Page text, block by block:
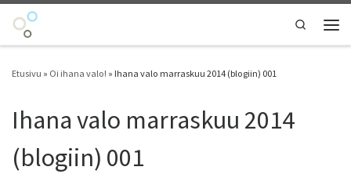
Skip to content
Search
Etusivu » Oi ihana valo! » Ihana valo marraskuu 2014 (blogiin) 001
Ihana valo marraskuu 2014
(blogiin) 001